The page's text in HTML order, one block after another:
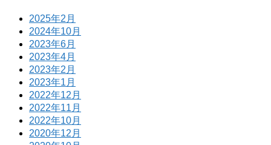
2025年2月
2024年10月
2023年6月
2023年4月
2023年2月
2023年1月
2022年12月
2022年11月
2022年10月
2020年12月